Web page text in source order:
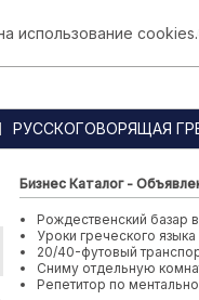
РУССКОГОВОРЯЩАЯ
Бизнес Каталог -
Рождественский базар
Уроки греческого языка
20/40-футовый
Сниму отдельную
Репетитор по
использование cookies.